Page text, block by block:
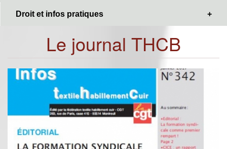
Droit et infos pratiques
Le journal THCB